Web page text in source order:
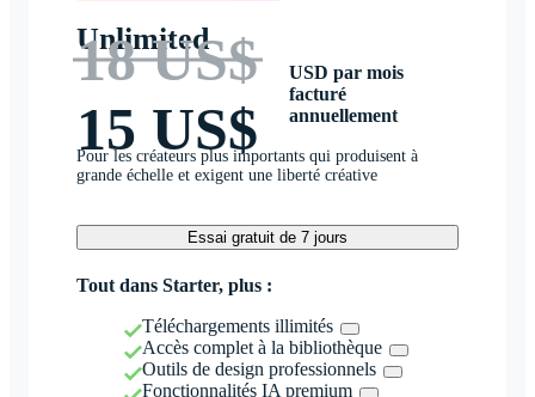
Unlimited
18 US$
15 US$
USD par mois
facturé
annuellement
Pour les créateurs plus importants qui produisent à
grande échelle et exigent une liberté créative
Essai gratuit de 7 jours
Tout dans Starter, plus :
Téléchargements illimités
Accès complet à la bibliothèque
Outils de design professionnels
Fonctionnalités IA premium